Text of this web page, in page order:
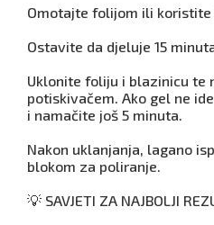
Omotajte folijom ili
Ostavite da djeluje 15
Uklonite foliju i blazinicu te
potiskivačem. Ako gel ne
i namačite još 5 minuta.
Nakon uklanjanja, lagano
blokom za poliranje.
💡 SAVJETI ZA NAJBOLJI